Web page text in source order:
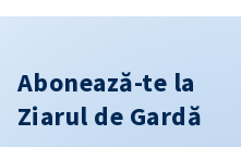
Abonează-te la
Ziarul de Gardă